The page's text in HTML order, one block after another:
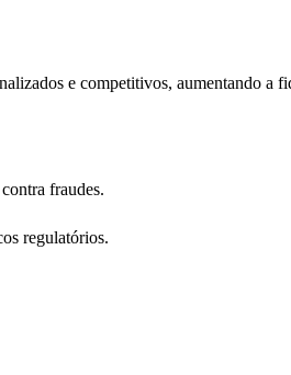
e competitivos, aumentando a
fraudes.
regulatórios.